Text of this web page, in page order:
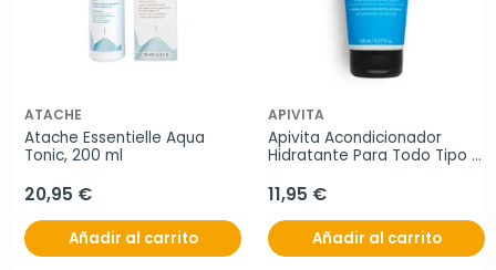
ATACHE
Atache Essentielle Aqua
Tonic, 200 ml
20,95 €
Añadir al carrito
APIVITA
Apivita Acondicionador
Hidratante Para Todo Tipo
11,95 €
Añadir al carrito